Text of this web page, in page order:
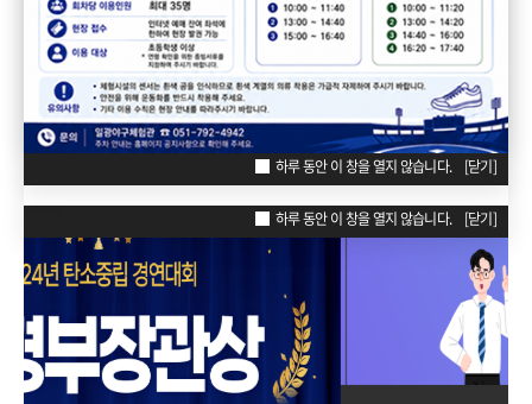
하루 동안 이 창을 열지 않습니다. [닫기]
하루 동안 이 창을 열지 않습니다. [닫기]
하루 동안 이 창을 열지 않습니다. [닫기]
POPUPZONE